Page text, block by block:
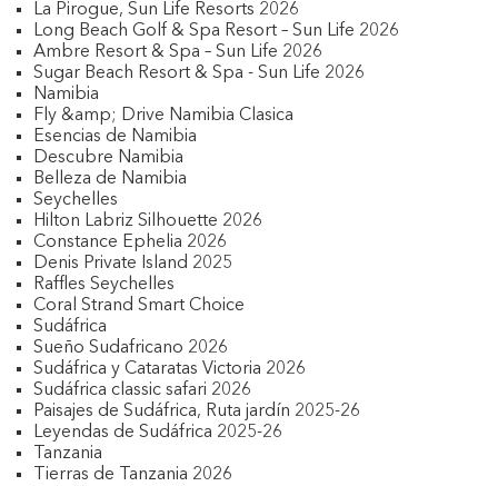
La Pirogue, Sun Life Resorts 2026
Long Beach Golf & Spa Resort – Sun Life 2026
Ambre Resort & Spa – Sun Life 2026
Sugar Beach Resort & Spa - Sun Life 2026
Namibia
Fly &amp; Drive Namibia Clasica
Esencias de Namibia
Descubre Namibia
Belleza de Namibia
Seychelles
Hilton Labriz Silhouette 2026
Constance Ephelia 2026
Denis Private Island 2025
Raffles Seychelles
Coral Strand Smart Choice
Sudáfrica
Sueño Sudafricano 2026
Sudáfrica y Cataratas Victoria 2026
Sudáfrica classic safari 2026
Paisajes de Sudáfrica, Ruta jardín 2025-26
Leyendas de Sudáfrica 2025-26
Tanzania
Tierras de Tanzania 2026